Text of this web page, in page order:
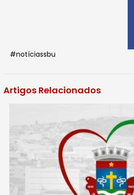
#notíciassbu
Artigos Relacionados